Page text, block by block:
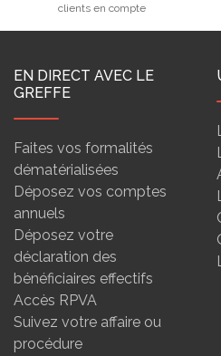
clients en compte
EN DIRECT AVEC LE
GREFFE
Faites vos formalités
dématérialisées
Déposez vos comptes
annuels
Déposez votre
déclaration des
bénéficiaires effectifs
Accès RPVA
Suivez votre affaire ou
procédure